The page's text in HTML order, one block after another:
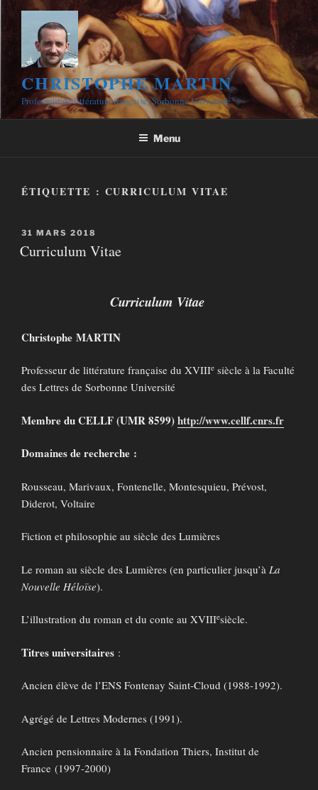
Aller
au
contenu
principal
CHRISTOPHE MARTIN
Professeur de littérature française, Sorbonne Université
Menu
ÉTIQUETTE : CURRICULUM VITAE
PUBLIÉ
LE
31 MARS 2018
Curriculum Vitae
Curriculum Vitae
Christophe MARTIN
Professeur de littérature française du XVIIIe siècle à la Faculté
des Lettres de Sorbonne Université
Membre du CELLF (UMR 8599)http://www.cellf.cnrs.fr
Domaines de recherche :
Rousseau, Marivaux, Fontenelle, Montesquieu, Prévost,
Diderot, Voltaire
Fiction et philosophie au siècle des Lumières
Le roman au siècle des Lumières (en particulier jusqu’à La
Nouvelle Héloïse).
L’illustration du roman et du conte au XVIIIesiècle.
Titres universitaires :
Ancien élève de l’ENS Fontenay Saint-Cloud (1988-1992).
Agrégé de Lettres Modernes (1991).
Ancien pensionnaire à la Fondation Thiers, Institut de
France (1997-2000)